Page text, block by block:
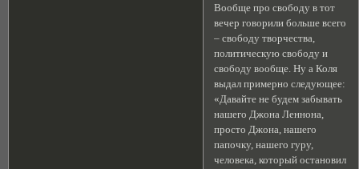
Вообще про свободу в тот
вечер говорили больше всего
– свободу творчества,
политическую свободу и
свободу вообще. Ну а Коля
выдал примерно следующее:
«Давайте не будем забывать
нашего Джона Леннона,
просто Джона, нашего
папочку, нашего гуру,
человека, который остановил